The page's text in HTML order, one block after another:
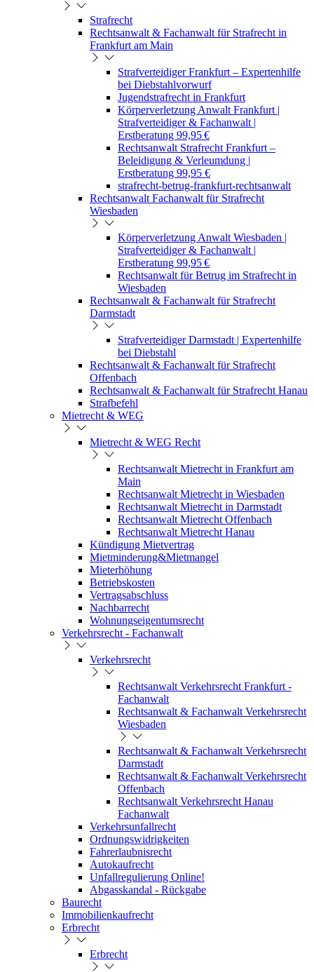
Strafrecht
Rechtsanwalt & Fachanwalt für Strafrecht in
Frankfurt am Main
Strafverteidiger Frankfurt – Expertenhilfe
bei Diebstahlvorwurf
Jugendstrafrecht in Frankfurt
Körperverletzung Anwalt Frankfurt |
Strafverteidiger & Fachanwalt |
Erstberatung 99,95 €
Rechtsanwalt Strafrecht Frankfurt –
Beleidigung & Verleumdung |
Erstberatung 99,95 €
strafrecht-betrug-frankfurt-rechtsanwalt
Rechtsanwalt Fachanwalt für Strafrecht
Wiesbaden
Körperverletzung Anwalt Wiesbaden |
Strafverteidiger & Fachanwalt |
Erstberatung 99,95 €
Rechtsanwalt für Betrug im Strafrecht in
Wiesbaden
Rechtsanwalt & Fachanwalt für Strafrecht
Darmstadt
Strafverteidiger Darmstadt | Expertenhilfe
bei Diebstahl
Rechtsanwalt & Fachanwalt für Strafrecht
Offenbach
Rechtsanwalt & Fachanwalt für Strafrecht Hanau
Strafbefehl
Mietrecht & WEG
Mietrecht & WEG Recht
Rechtsanwalt Mietrecht in Frankfurt am
Main
Rechtsanwalt Mietrecht in Wiesbaden
Rechtsanwalt Mietrecht in Darmstadt
Rechtsanwalt Mietrecht Offenbach
Rechtsanwalt Mietrecht Hanau
Kündigung Mietvertrag
Mietminderung&Mietmangel
Mieterhöhung
Betriebskosten
Vertragsabschluss
Nachbarrecht
Wohnungseigentumsrecht
Verkehrsrecht - Fachanwalt
Verkehrsrecht
Rechtsanwalt Verkehrsrecht Frankfurt -
Fachanwalt
Rechtsanwalt & Fachanwalt Verkehrsrecht
Wiesbaden
Rechtsanwalt & Fachanwalt Verkehrsrecht
Darmstadt
Rechtsanwalt & Fachanwalt Verkehrsrecht
Offenbach
Rechtsanwalt Verkehrsrecht Hanau
Fachanwalt
Verkehrsunfallrecht
Ordnungswidrigkeiten
Fahrerlaubnisrecht
Autokaufrecht
Unfallregulierung Online!
Abgasskandal - Rückgabe
Baurecht
Immobilienkaufrecht
Erbrecht
Erbrecht